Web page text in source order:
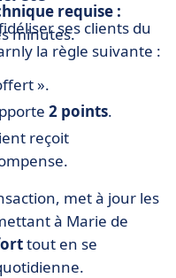
requise :
minutes.ses clients du
la règle suivante :
».
2 points.
reçoit
met à jour les
à Marie de
tout en se